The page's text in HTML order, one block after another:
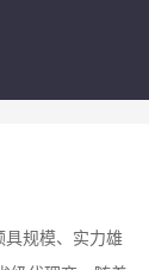
具规模、实力雄